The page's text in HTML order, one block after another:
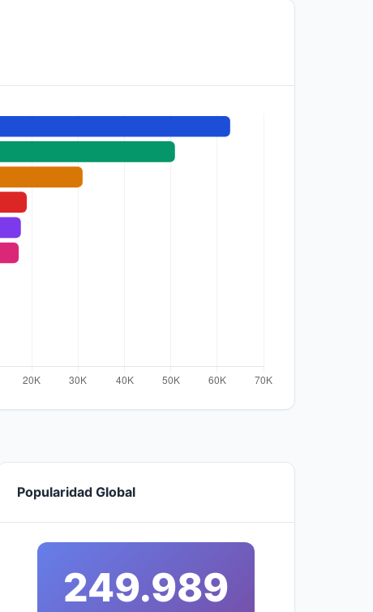
Popularidad Global
249.989